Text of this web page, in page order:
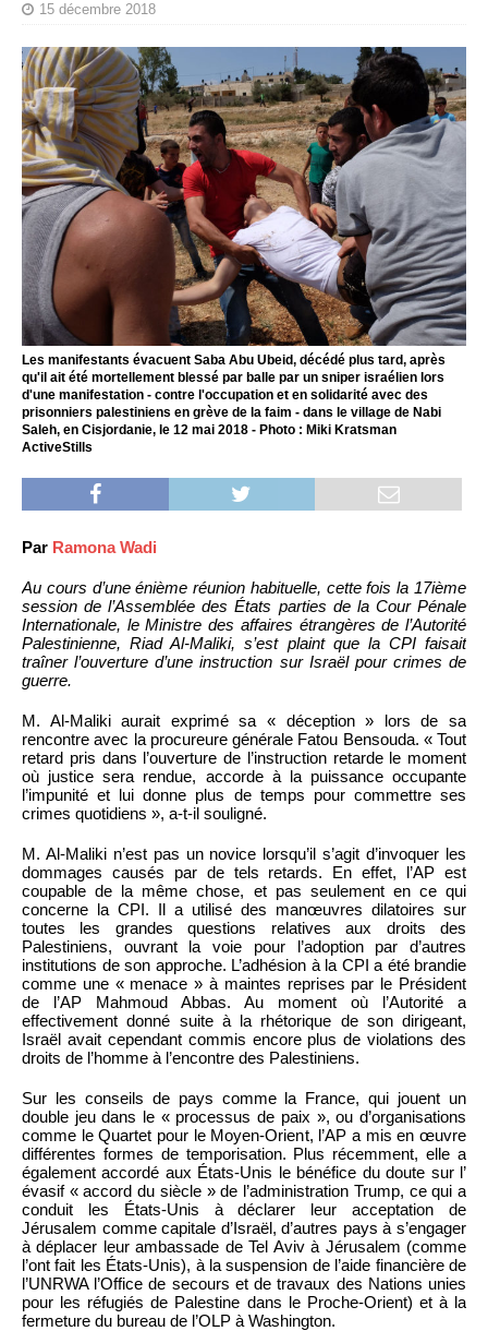
15 décembre 2018
Les manifestants évacuent Saba Abu Ubeid, décédé plus tard, après
qu'il ait été mortellement blessé par balle par un sniper israélien lors
d'une manifestation - contre l'occupation et en solidarité avec des
prisonniers palestiniens en grève de la faim - dans le village de Nabi
Saleh, en Cisjordanie, le 12 mai 2018 - Photo : Miki Kratsman
ActiveStills
Par Ramona Wadi
Au cours d’une énième réunion habituelle, cette fois la 17ième
session de l’Assemblée des États parties de la Cour Pénale
Internationale, le Ministre des affaires étrangères de l’Autorité
Palestinienne, Riad Al-Maliki, s’est plaint que la CPI faisait
traîner l’ouverture d’une instruction sur Israël pour crimes de
guerre.
M. Al-Maliki aurait exprimé sa « déception » lors de sa
rencontre avec la procureure générale Fatou Bensouda. « Tout
retard pris dans l’ouverture de l’instruction retarde le moment
où justice sera rendue, accorde à la puissance occupante
l’impunité et lui donne plus de temps pour commettre ses
crimes quotidiens », a-t-il souligné.
M. Al-Maliki n’est pas un novice lorsqu’il s’agit d’invoquer les
dommages causés par de tels retards. En effet, l’AP est
coupable de la même chose, et pas seulement en ce qui
concerne la CPI. Il a utilisé des manœuvres dilatoires sur
toutes les grandes questions relatives aux droits des
Palestiniens, ouvrant la voie pour l’adoption par d’autres
institutions de son approche. L’adhésion à la CPI a été brandie
comme une « menace » à maintes reprises par le Président
de l’AP Mahmoud Abbas. Au moment où l’Autorité a
effectivement donné suite à la rhétorique de son dirigeant,
Israël avait cependant commis encore plus de violations des
droits de l’homme à l’encontre des Palestiniens.
Sur les conseils de pays comme la France, qui jouent un
double jeu dans le « processus de paix », ou d’organisations
comme le Quartet pour le Moyen-Orient, l’AP a mis en œuvre
différentes formes de temporisation. Plus récemment, elle a
également accordé aux États-Unis le bénéfice du doute sur l’
évasif « accord du siècle » de l’administration Trump, ce qui a
conduit les États-Unis à déclarer leur acceptation de
Jérusalem comme capitale d’Israël, d’autres pays à s’engager
à déplacer leur ambassade de Tel Aviv à Jérusalem (comme
l’ont fait les États-Unis), à la suspension de l’aide financière de
l’UNRWA l’Office de secours et de travaux des Nations unies
pour les réfugiés de Palestine dans le Proche-Orient) et à la
fermeture du bureau de l’OLP à Washington.